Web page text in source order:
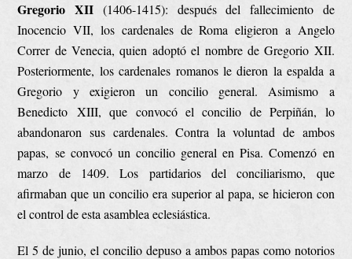
Gregorio XII (1406-1415): después del fallecimiento de
Inocencio VII, los cardenales de Roma eligieron a Angelo
Correr de Venecia, quien adoptó el nombre de Gregorio XII.
Posteriormente, los cardenales romanos le dieron la espalda a
Gregorio y exigieron un concilio general. Asimismo a
Benedicto XIII, que convocó el concilio de Perpiñán, lo
abandonaron sus cardenales. Contra la voluntad de ambos
papas, se convocó un concilio general en Pisa. Comenzó en
marzo de 1409. Los partidarios del conciliarismo, que
afirmaban que un concilio era superior al papa, se hicieron con
el control de esta asamblea eclesiástica.
El 5 de junio, el concilio depuso a ambos papas como notorios